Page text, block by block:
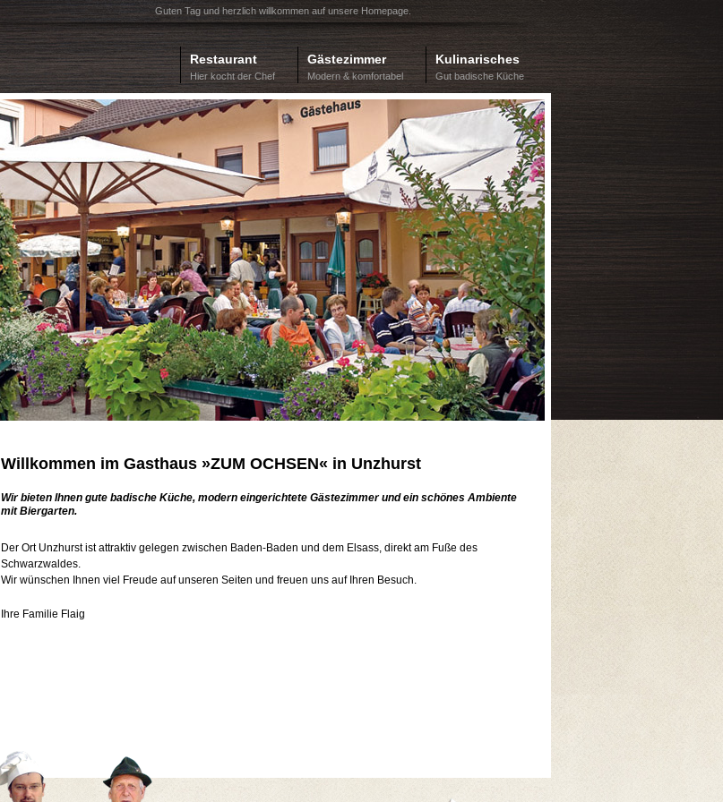
Guten Tag und herzlich willkommen auf unsere Homepage.
Restaurant
Hier kocht der Chef
Gästezimmer
Modern & komfortabel
Kulinarisches
Gut badische Küche
Willkommen im Gasthaus »ZUM OCHSEN« in Unzhurst
Wir bieten Ihnen gute badische Küche, modern eingerichtete Gästezimmer und ein schönes Ambiente
mit Biergarten.
Der Ort Unzhurst ist attraktiv gelegen zwischen Baden-Baden und dem Elsass, direkt am Fuße des
Schwarzwaldes.
Wir wünschen Ihnen viel Freude auf unseren Seiten und freuen uns auf Ihren Besuch.
Ihre Familie Flaig